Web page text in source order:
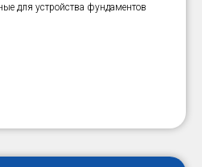
для устройства фундаментов